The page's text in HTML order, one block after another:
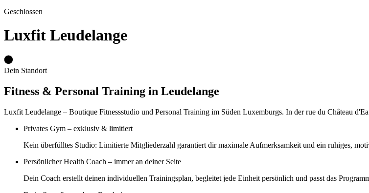
Geschlossen
Luxfit Leudelange
Dein Standort
Fitness & Personal Training in Leudelange
Luxfit Leudelange – Boutique Fitnessstudio und Personal Training im Süden Luxemburgs. In der rue du Château
Privates Gym – exklusiv & limitiert
Kein überfülltes Studio: Limitierte Mitgliederzahl garantiert dir maximale Aufmerksamkeit und ein ruhiges,
Persönlicher Health Coach – immer an deiner Seite
Dein Coach erstellt deinen individuellen Trainingsplan, begleitet jede Einheit persönlich und passt das